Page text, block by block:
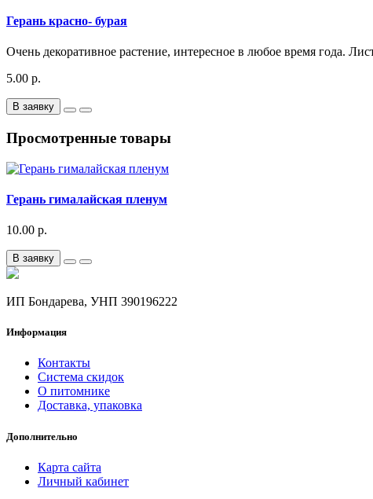
Герань красно- бурая
Очень декоративное растение, интересное в любое время года.
5.00 р.
В заявку
Просмотренные товары
Герань гималайская пленум
10.00 р.
В заявку
ИП Бондарева, УНП 390196222
Информация
Контакты
Система скидок
О питомнике
Доставка, упаковка
Дополнительно
Карта сайта
Личный кабинет